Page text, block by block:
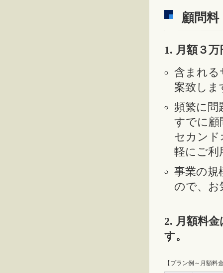
顧問料
1. 月額３万
含まれる
案致しま
頻繁に問
すでに顧
セカンド
軽にご利
事業の規
ので、お
2. 月額料
す。
【プラン例～月額料